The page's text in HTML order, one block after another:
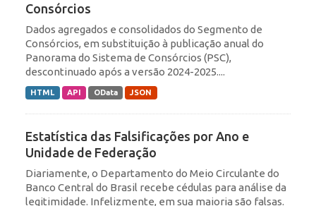
Consórcios
Dados agregados e consolidados do Segmento de
Consórcios, em substituição à publicação anual do
Panorama do Sistema de Consórcios (PSC),
descontinuado após a versão 2024-2025....
HTML API OData JSON
Estatística das Falsificações por Ano e
Unidade de Federação
Diariamente, o Departamento do Meio Circulante do
Banco Central do Brasil recebe cédulas para análise da
legitimidade. Infelizmente, em sua maioria são falsas.